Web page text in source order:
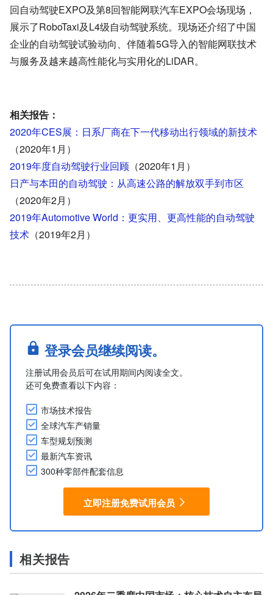
回自动驾驶EXPO及第8回智能网联汽车EXPO会场现场，
展示了RoboTaxi及L4级自动驾驶系统。现场还介绍了中国
企业的自动驾驶试验动向、伴随着5G导入的智能网联技术
与服务及越来越高性能化与实用化的LiDAR。
相关报告：
2020年CES展：日系厂商在下一代移动出行领域的新技术
（2020年1月）
2019年度自动驾驶行业回顾 （2020年1月）
日产与本田的自动驾驶：从高速公路的解放双手到市区
（2020年2月）
2019年Automotive World：更实用、更高性能的自动驾驶
技术 （2019年2月）
登录会员继续阅读。
注册试用会员后可在试用期间内阅读全文。
还可免费查看以下内容：
市场技术报告
全球汽车产销量
车型规划预测
最新汽车资讯
300种零部件配套信息
立即注册免费试用会员
相关报告